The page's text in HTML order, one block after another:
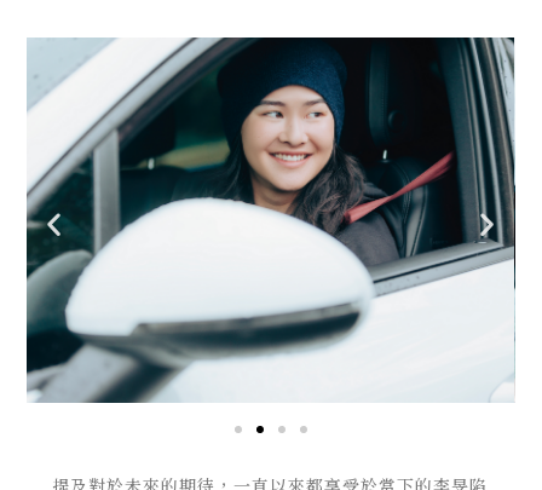
提及對於未來的期待，一直以來都享受於當下的李旻陷